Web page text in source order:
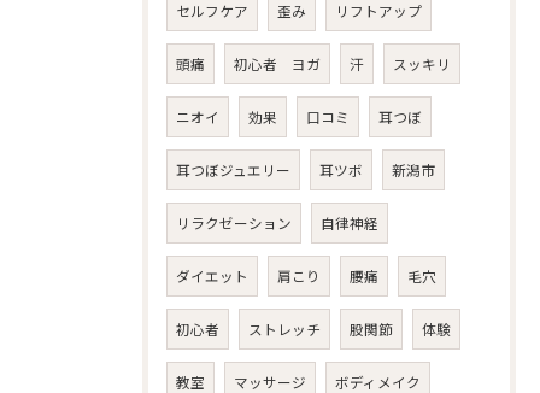
セルフケア 歪み リフトアップ
頭痛 初心者 ヨガ 汗 スッキリ
ニオイ 効果 口コミ 耳つぼ
耳つぼジュエリー 耳ツボ 新潟市
リラクゼーション 自律神経
ダイエット 肩こり 腰痛 毛穴
初心者 ストレッチ 股関節 体験
教室 マッサージ ボディメイク